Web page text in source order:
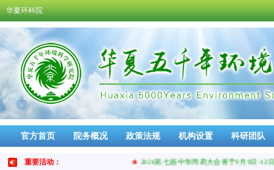
华夏环科院
官方首页 院务概况 政策法规 机构设置 科研团队
免责声明
重要活动： 2026第七届中华周易大会将于9月9日-12日在